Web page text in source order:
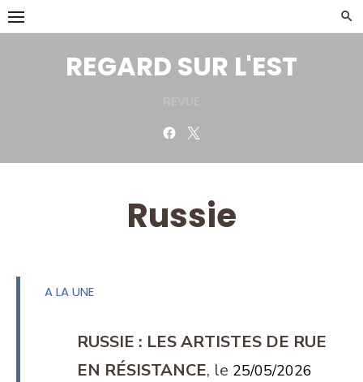
Skip
to
REGARD SUR L'EST
Facebook
Russie
A LA UNE
RUSSIE : LES ARTISTES DE RUE
EN RÉSISTANCE
25/05/2026